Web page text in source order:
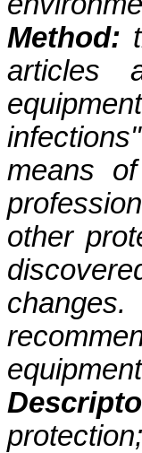
Method:
articles
means
other